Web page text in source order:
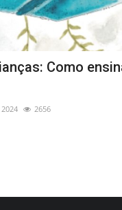
Como
2024 2656